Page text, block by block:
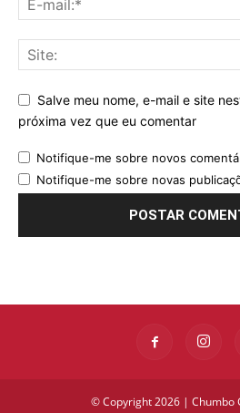
Salve meu nome, e-mail e site
próxima vez que eu comentar
Notifique-me sobre novos
Notifique-me sobre novas
© Copyright 2026 | Chumbo